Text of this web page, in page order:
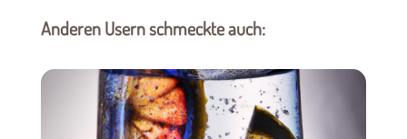
Anderen Usern schmeckte auch: